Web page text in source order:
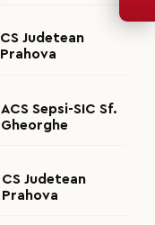
CS Judetean
Prahova
ACS Sepsi-SIC Sf.
Gheorghe
CS Judetean
Prahova